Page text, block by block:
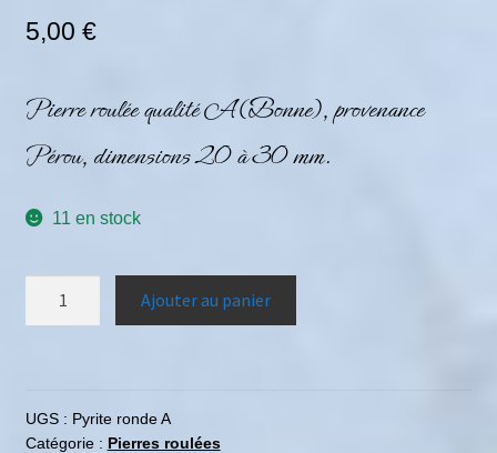
5,00 €
Pierre roulée qualité A (Bonne), provenance
Pérou, dimensions 20 à 30 mm.
11 en stock
Ajouter au panier
UGS : Pyrite ronde A
Catégorie : Pierres roulées